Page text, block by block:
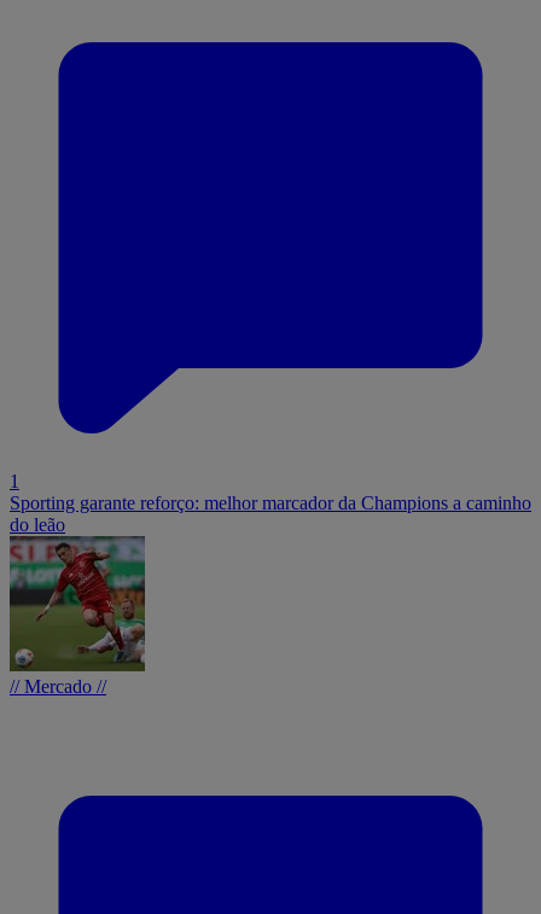
1
Sporting garante reforço: melhor marcador da Champions a caminho
do leão
// Mercado //